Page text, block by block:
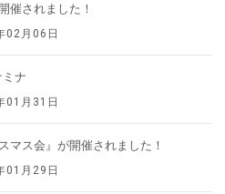
催されました！
02月06日
ナ
01月31日
マス会』が開催されました！
01月29日